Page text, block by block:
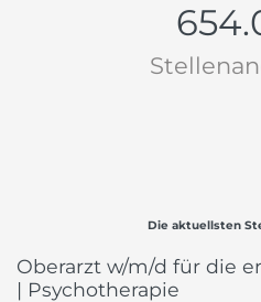
Die aktuellsten
Oberarzt w/m/d für die
| Psychotherapie